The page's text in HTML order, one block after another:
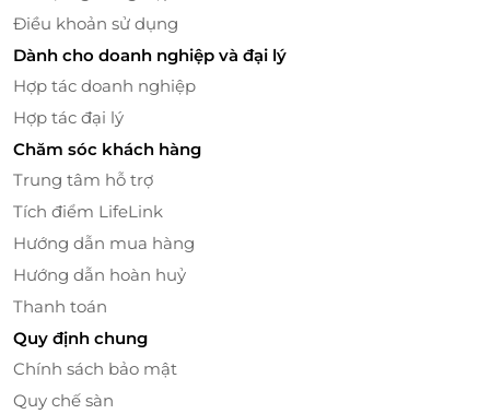
Điều khoản sử dụng
Dành cho doanh nghiệp và đại lý
Hợp tác doanh nghiệp
Hợp tác đại lý
Chăm sóc khách hàng
Trung tâm hỗ trợ
Tích điểm LifeLink
Hướng dẫn mua hàng
Hướng dẫn hoàn huỷ
Thanh toán
Quy định chung
Chính sách bảo mật
Quy chế sàn